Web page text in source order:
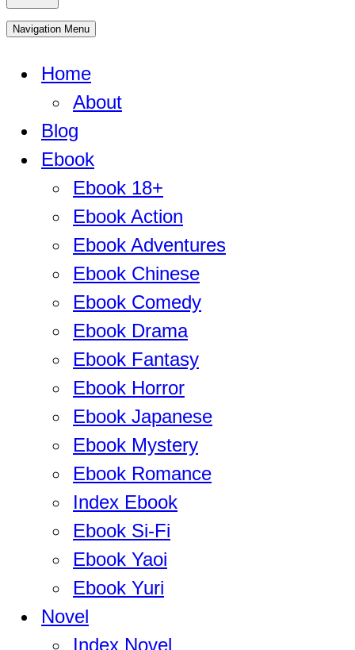
Navigation Menu
Home
About
Blog
Ebook
Ebook 18+
Ebook Action
Ebook Adventures
Ebook Chinese
Ebook Comedy
Ebook Drama
Ebook Fantasy
Ebook Horror
Ebook Japanese
Ebook Mystery
Ebook Romance
Index Ebook
Ebook Si-Fi
Ebook Yaoi
Ebook Yuri
Novel
Index Novel